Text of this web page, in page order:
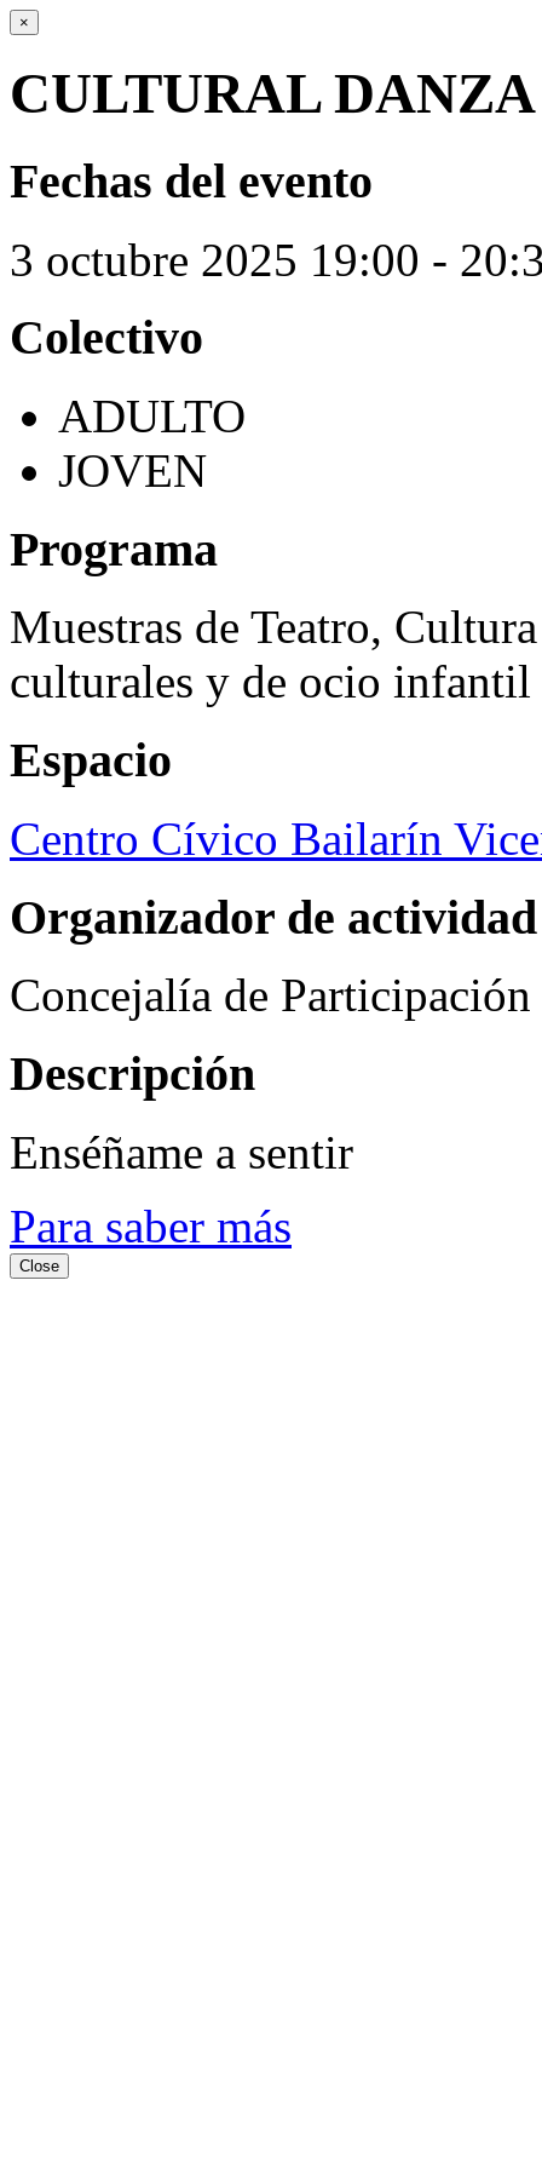
×
CULTURAL
Fechas del evento
3 octubre 2025 19:00 -
Colectivo
ADULTO
JOVEN
Programa
Muestras de Teatro,
culturales y de ocio infantil
Espacio
Centro Cívico Bailarín
Organizador de actividad
Concejalía de
Descripción
Enséñame a sentir
Para saber más
Close